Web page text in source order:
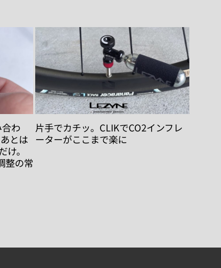
合わ
とは
。
整の常
片手でカチッ。CLIKでCO2インフレ
ーターがここまで楽に